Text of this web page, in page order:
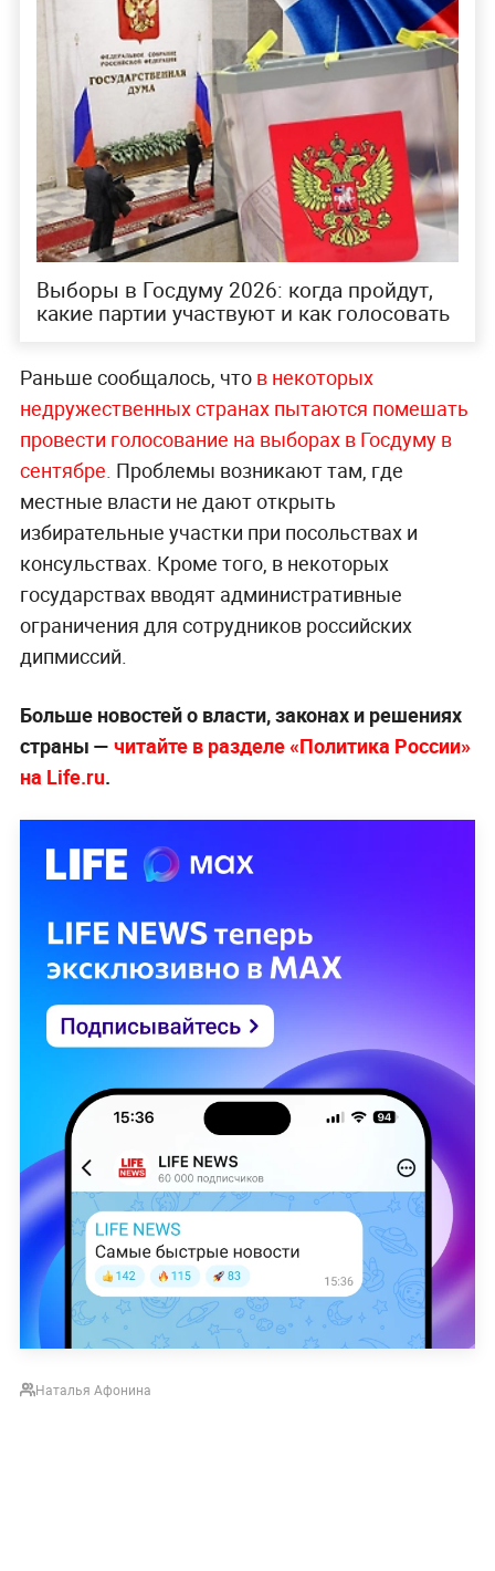
Выборы в Госдуму 2026: когда пройдут,
какие партии участвуют и как голосовать
Раньше сообщалось, что в некоторых
недружественных странах пытаются помешать
провести голосование на выборах в Госдуму в
сентябре. Проблемы возникают там, где
местные власти не дают открыть
избирательные участки при посольствах и
консульствах. Кроме того, в некоторых
государствах вводят административные
ограничения для сотрудников российских
дипмиссий.
Больше новостей о власти, законах и решениях
страны — читайте в разделе «Политика России»
на Life.ru.
Наталья Афонина